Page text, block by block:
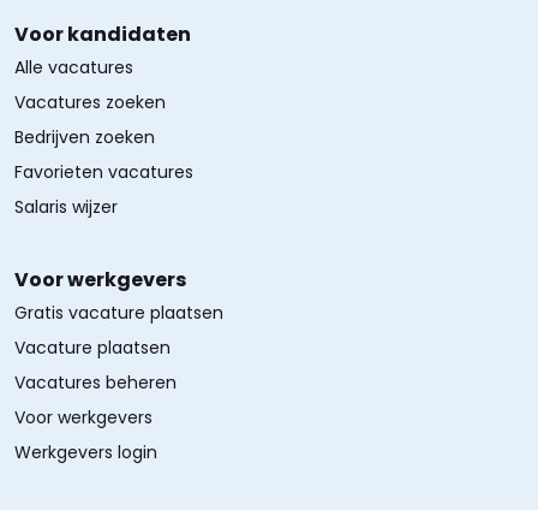
Voor kandidaten
Alle vacatures
Vacatures zoeken
Bedrijven zoeken
Favorieten vacatures
Salaris wijzer
Voor werkgevers
Gratis vacature plaatsen
Vacature plaatsen
Vacatures beheren
Voor werkgevers
Werkgevers login